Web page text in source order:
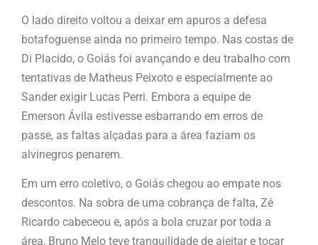
O lado direito voltou a deixar em apuros a defesa
botafoguense ainda no primeiro tempo. Nas costas de
Di Placido, o Goiás foi avançando e deu trabalho com
tentativas de Matheus Peixoto e especialmente ao
Sander exigir Lucas Perri. Embora a equipe de
Emerson Ávila estivesse esbarrando em erros de
passe, as faltas alçadas para a área faziam os
alvinegros penarem.
Em um erro coletivo, o Goiás chegou ao empate nos
descontos. Na sobra de uma cobrança de falta, Zé
Ricardo cabeceou e, após a bola cruzar por toda a
área, Bruno Melo teve tranquilidade de ajeitar e tocar